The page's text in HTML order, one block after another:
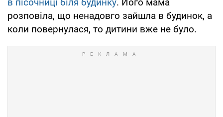
в пісочниці біля будинку. Його мама
розповіла, що ненадовго зайшла в будинок, а
коли повернулася, то дитини вже не було.